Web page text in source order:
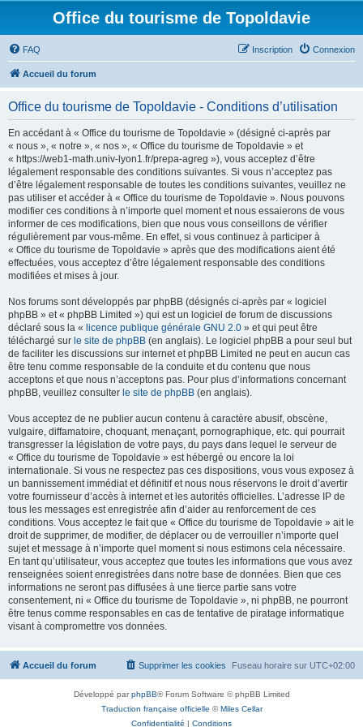
Office du tourisme de Topoldavie
FAQ Connexion
Inscription
Accueil du forum
Office du tourisme de Topoldavie - Conditions d’utilisation
En accédant à « Office du tourisme de Topoldavie » (désigné ci-après par
« nous », « notre », « nos », « Office du tourisme de Topoldavie » et
« https://web1-math.univ-lyon1.fr/prepa-agreg »), vous acceptez d’être
légalement responsable des conditions suivantes. Si vous n’acceptez pas
d’être légalement responsable de toutes les conditions suivantes, veuillez ne
pas utiliser et accéder à « Office du tourisme de Topoldavie ». Nous pouvons
modifier ces conditions à n’importe quel moment et nous essaierons de vous
informer de ces modifications, bien que nous vous conseillons de vérifier
régulièrement par vous-même. En effet, si vous continuez à participer à
« Office du tourisme de Topoldavie » après que des modifications aient été
effectuées, vous acceptez d’être légalement responsable des conditions
modifiées et mises à jour.
Nos forums sont développés par phpBB (désignés ci-après par « logiciel
phpBB » et « phpBB Limited ») qui est un logiciel de forum de discussions
déclaré sous la « licence publique générale GNU 2.0 » et qui peut être
téléchargé sur le site de phpBB (en anglais). Le logiciel phpBB a pour seul but
de faciliter les discussions sur internet et phpBB Limited ne peut en aucun cas
être tenu comme responsable de la conduite et du contenu que nous
acceptons et que nous n’acceptons pas. Pour plus d’informations concernant
phpBB, veuillez consulter le site de phpBB (en anglais).
Vous acceptez de ne publier aucun contenu à caractère abusif, obscène,
vulgaire, diffamatoire, choquant, menaçant, pornographique, etc. qui pourrait
transgresser la législation de votre pays, du pays dans lequel le serveur de
« Office du tourisme de Topoldavie » est hébergé ou encore la loi
internationale. Si vous ne respectez pas ces dispositions, vous vous exposez à
un bannissement immédiat et définitif et nous nous réservons le droit d’avertir
votre fournisseur d’accès à internet et les autorités officielles. L’adresse IP de
tous les messages est enregistrée afin d’aider au renforcement de ces
conditions. Vous acceptez le fait que « Office du tourisme de Topoldavie » ait le
droit de supprimer, de modifier, de déplacer ou de verrouiller n’importe quel
sujet et message à n’importe quel moment si nous estimons cela nécessaire.
En tant qu’utilisateur, vous acceptez que toutes les informations que vous avez
renseignées soient enregistrées dans notre base de données. Bien que ces
informations ne seront pas diffusées à une tierce partie sans votre
consentement, ni « Office du tourisme de Topoldavie », ni phpBB, ne pourront
être tenus comme responsables en cas de tentative de piratage informatique
visant à compromettre vos données.
Accueil du forum Fuseau horaire sur UTC+02:00
Supprimer les cookies
Développé parphpBB® Forum Software © phpBB Limited
Traduction française officielle ©Miles Cellar
Confidentialité | Conditions